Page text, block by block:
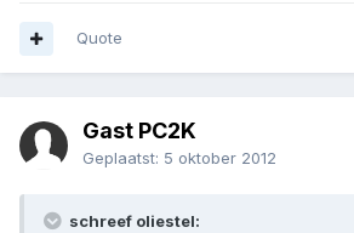
Quote
Gast PC2K
Geplaatst: 5 oktober 2012
schreef oliestel: